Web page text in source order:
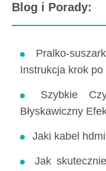
Blog i Porady:
Pralko-
Instrukcja krok
Szybkie
Błyskawiczny
Jaki kabel
Jak